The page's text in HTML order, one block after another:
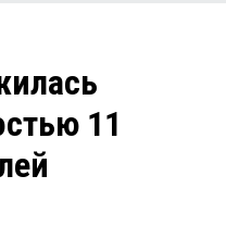
Рейтинги
Блоги
Архив
11